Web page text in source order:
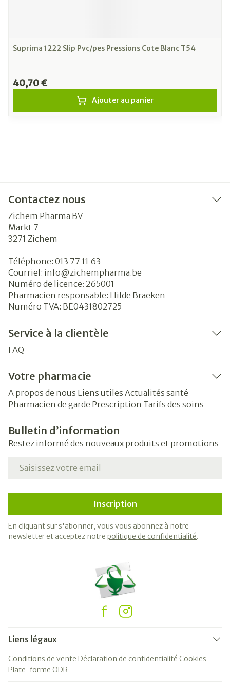
Suprima 1222 Slip Pvc/pes Pressions Cote Blanc T54
40,70 €
Ajouter au panier
Contactez nous
Zichem Pharma BV
Markt 7
3271 Zichem
Téléphone: 013 77 11 63
Courriel: info@zichempharma.be
Numéro de licence: 265001
Pharmacien responsable: Hilde Braeken
Numéro TVA: BE0431802725
Service à la clientèle
FAQ
Votre pharmacie
A propos de nous Liens utiles Actualités santé
Pharmacien de garde Prescription Tarifs des soins
Bulletin d’information
Restez informé des nouveaux produits et promotions
Adresse mail
Inscription
En cliquant sur s'abonner, vous vous abonnez à notre
newsletter et acceptez notre politique de confidentialité.
Liens légaux
Conditions de vente Déclaration de confidentialité Cookies
Plate-forme ODR